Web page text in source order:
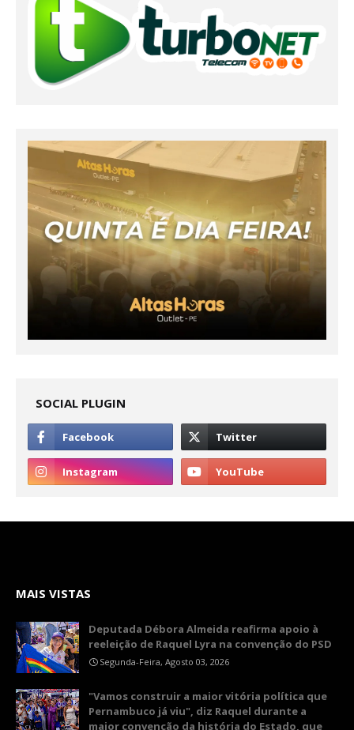
SOCIAL PLUGIN
MAIS VISTAS
Deputada Débora Almeida reafirma apoio à
reeleição de Raquel Lyra na convenção do PSD
Segunda-Feira, Agosto 03, 2026
"Vamos construir a maior vitória política que
Pernambuco já viu", diz Raquel durante a
maior convenção da história do Estado, que